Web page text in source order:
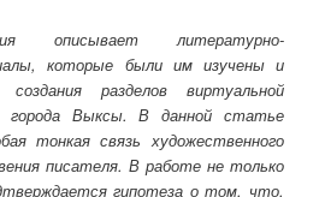
описывает литературно-
которые были им изучены и
разделов виртуальной
города Выксы. В данной статье
тонкая связь художественного
писателя. В работе не только
гипотеза о том, что,